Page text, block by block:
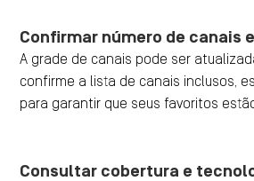
Confirmar número de canais e
A grade de canais pode ser
confirme a lista de canais inclusos,
para garantir que seus favoritos
Consultar cobertura e